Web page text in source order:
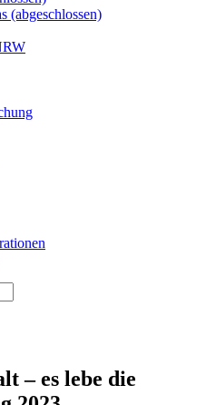
(abgeschlossen)
– es lebe die